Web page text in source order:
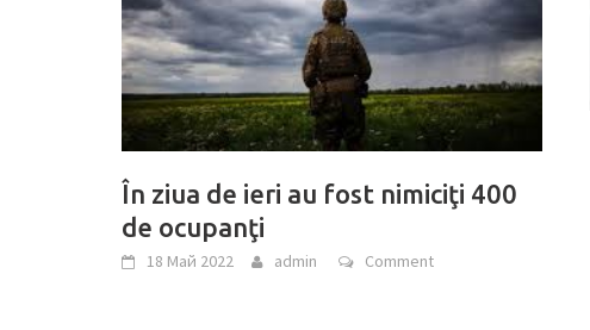
În ziua de ieri au fost nimiciţi 400
de ocupanţi
18 Май 2022 admin Comment